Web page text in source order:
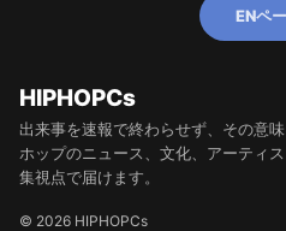
ENペ
HIPHOPCs
出来事を速報で終わらせず、その意
ホップのニュース、文化、アーティ
集視点で届けます。
© 2026 HIPHOPCs